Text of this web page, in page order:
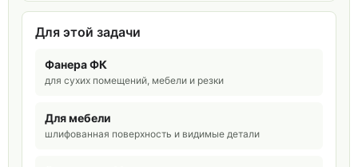
Для этой задачи
Фанера ФК
для сухих помещений, мебели и резки
Для мебели
шлифованная поверхность и видимые детали